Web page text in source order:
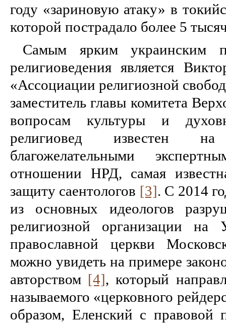
году «зариновую атаку» в
которой пострадало более 5
Самым ярким украинским
религиоведения является
«Ассоциации религиозной
заместитель главы комитета
вопросам культуры и
религиовед известен
благожелательными
отношении НРД, самая
защиту саентологов [3]. С 2014
из основных идеологов
религиозной организации на
православной церкви
можно увидеть на примере
авторством [4], который
называемого «церковного
образом, Еленский с